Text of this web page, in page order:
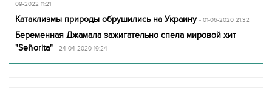
09-2022 11:21
Катаклизмы природы обрушились на Украину - 01-06-2020 21:32
Беременная Джамала зажигательно спела мировой хит
"Señorita" - 24-04-2020 19:24